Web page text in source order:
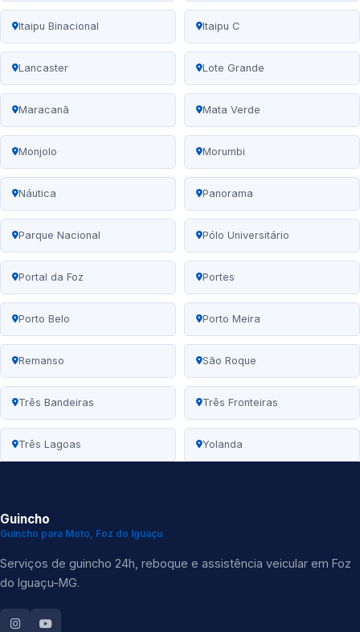
Itaipu Binacional Itaipu C
Lancaster Lote Grande
Maracanã Mata Verde
Monjolo Morumbi
Náutica Panorama
Parque Nacional Pólo Universitário
Portal da Foz Portes
Porto Belo Porto Meira
Remanso São Roque
Três Bandeiras Três Fronteiras
Três Lagoas Yolanda
Guincho
Guincho para Moto, Foz do Iguaçu
Serviços de guincho 24h, reboque e assistência veicular em Foz
do Iguaçu-MG.